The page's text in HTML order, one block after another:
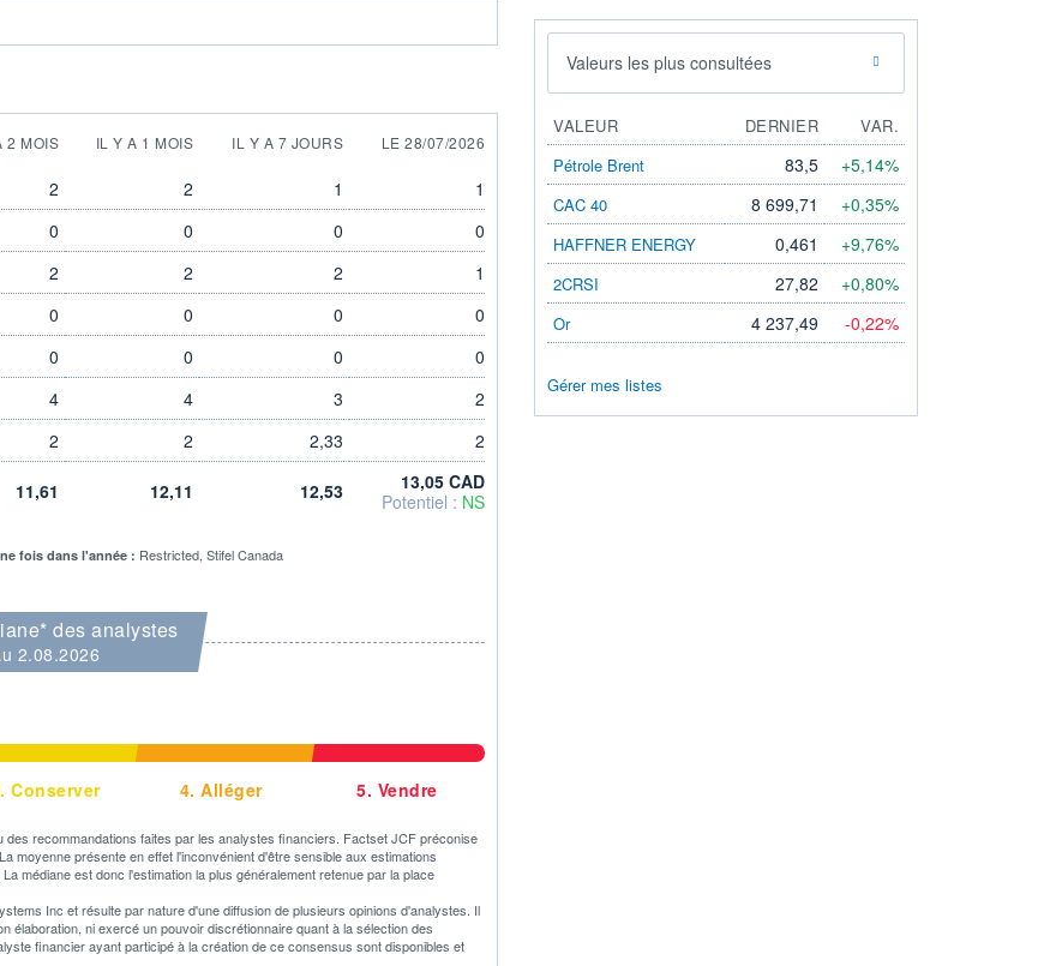
2 MOIS IL Y A 1 MOIS IL Y A 7 JOURS LE 28/07/2026
2 2 1
1
0 0 0
0
2 2 2
1
0 0 0
0
0 0 0
0
4 4 3
2
2 2 2,33
2
11,61 12,11 12,53
13,05 CAD
Potentiel : NS
fois dans l'année : Restricted, Stifel Canada
des analystes
2.08.2026
Conserver 4. Alléger 5. Vendre
recommandations faites par les analystes financiers. Factset JCF préconise
moyenne présente en effet l'inconvénient d'être sensible aux estimations
médiane est donc l'estimation la plus généralement retenue par la place
Inc et résulte par nature d'une diffusion de plusieurs opinions d'analystes. Il
élaboration, ni exercé un pouvoir discrétionnaire quant à la sélection des
financier ayant participé à la création de ce consensus sont disponibles et
Valeurs les plus consultées
VALEUR DERNIER
VAR.
Pétrole Brent
83,5 +5,14%
CAC 40 8 699,71 +0,35%
HAFFNER ENERGY 0,461 +9,76%
2CRSI 27,82 +0,80%
Or 4 237,49 -0,22%
Gérer mes listes